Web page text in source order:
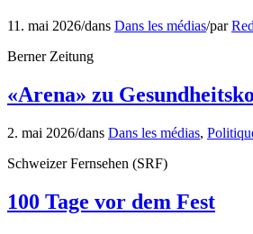
11. mai 2026/dans Dans les médias/par
Berner Zeitung
«Arena» zu
2. mai 2026/dans Dans les médias,
Schweizer Fernsehen (SRF)
100 Tage vor dem Fest